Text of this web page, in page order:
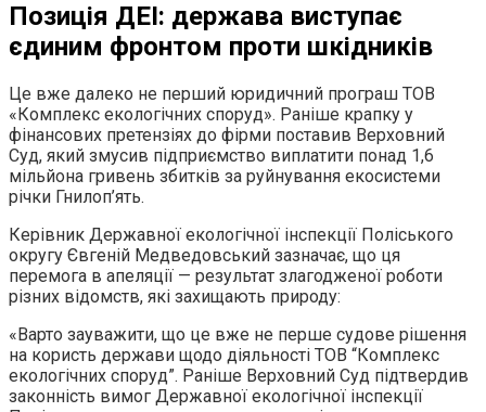
Позиція ДЕІ: держава виступає
єдиним фронтом проти шкідників
Це вже далеко не перший юридичний програш ТОВ
«Комплекс екологічних споруд». Раніше крапку у
фінансових претензіях до фірми поставив Верховний
Суд, який змусив підприємство виплатити понад 1,6
мільйона гривень збитків за руйнування екосистеми
річки Гнилоп’ять.
Керівник Державної екологічної інспекції Поліського
округу Євгеній Медведовський зазначає, що ця
перемога в апеляції — результат злагодженої роботи
різних відомств, які захищають природу:
«Варто зауважити, що це вже не перше судове рішення
на користь держави щодо діяльності ТОВ “Комплекс
екологічних споруд”. Раніше Верховний Суд підтвердив
законність вимог Державної екологічної інспекції